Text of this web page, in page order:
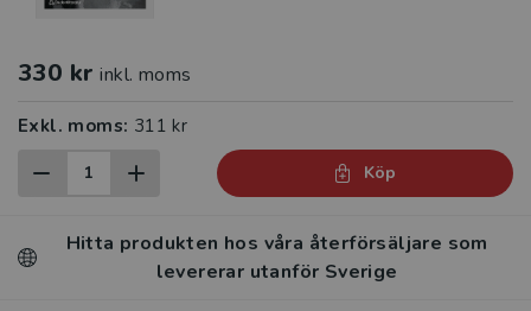
330 kr inkl. moms
Exkl. moms: 311 kr
Köp
Hitta produkten hos våra återförsäljare som
levererar utanför Sverige